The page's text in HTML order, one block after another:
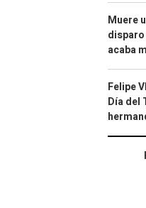
Muere
acaba
Felipe
Día del